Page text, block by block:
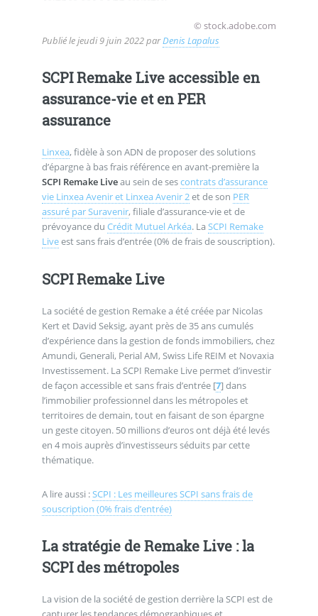
© stock.adobe.com
Publié lejeudi 9 juin 2022parDenis Lapalus
SCPI Remake Live accessible en
assurance-vie et en PER
assurance
Linxea, fidèle à son ADN de proposer des solutions
d’épargne à bas frais référence en avant-première la
SCPI Remake Liveau sein de sescontrats d’assurance
vie Linxea Avenir et Linxea Avenir 2et de son PER
assuré par Suravenir, filiale d’assurance-vie et de
prévoyance du Crédit Mutuel Arkéa. La SCPI Remake
Liveest sans frais d’entrée (0% de frais de souscription).
SCPI Remake Live
La société de gestion Remake a été créée par Nicolas
Kert et David Seksig, ayant près de 35 ans cumulés
d’expérience dans la gestion de fonds immobiliers, chez
Amundi, Generali, Perial AM, Swiss Life REIM et Novaxia
Investissement. La SCPI Remake Live permet d’investir
de façon accessible et sans frais d’entrée[7]dans
l’immobilier professionnel dans les métropoles et
territoires de demain, tout en faisant de son épargne
un geste citoyen. 50 millions d’euros ont déjà été levés
en 4 mois auprès d’investisseurs séduits par cette
thématique.
A lire aussi :SCPI : Les meilleures SCPI sans frais de
souscription (0% frais d’entrée)
La stratégie de Remake Live : la
SCPI des métropoles
La vision de la société de gestion derrière la SCPI est de